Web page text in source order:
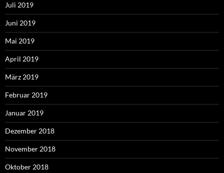
Juli 2019
Juni 2019
Mai 2019
April 2019
März 2019
Februar 2019
Januar 2019
Dezember 2018
November 2018
Oktober 2018